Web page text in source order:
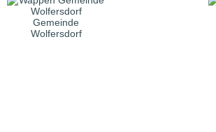
Gemeinde
Wolfersdorf